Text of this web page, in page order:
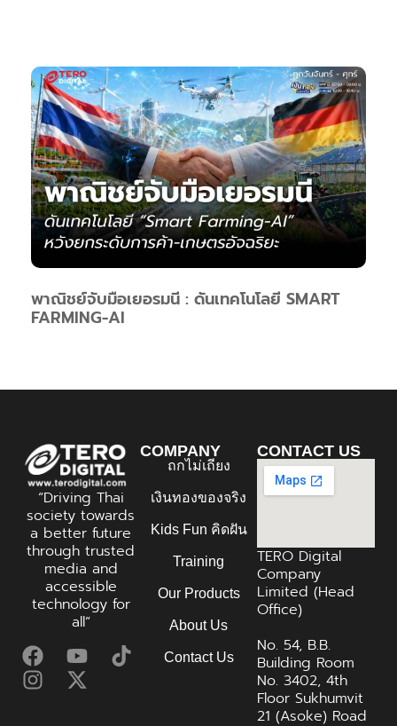
พาณิชย์จับมือเยอรมนี : ดันเทคโนโลยี SMART
FARMING-AI
“Driving Thai
society towards
a better future
through trusted
media and
accessible
technology for
all”
COMPANY
ถกไม่เถียง
เงินทองของจริง
Kids Fun คิดฝัน
Training
Our Products
About Us
Contact Us
CONTACT US
TERO Digital
Company
Limited (Head
Office)
No. 54, B.B.
Building Room
No. 3402, 4th
Floor Sukhumvit
21 (Asoke) Road